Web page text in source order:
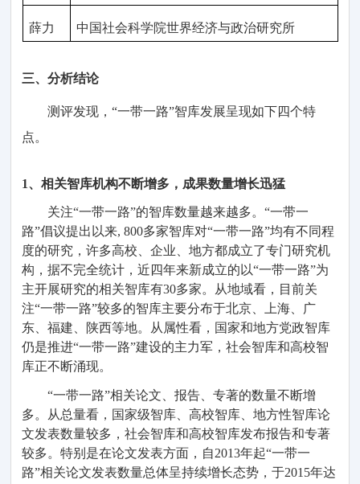
薛力 中国社会科学院世界经济与政治研究所
三、分析结论
测评发现，“一带一路”智库发展呈现如下四个特
点。
1、相关智库机构不断增多，成果数量增长迅猛
关注“一带一路”的智库数量越来越多。“一带一
路”倡议提出以来, 800多家智库对“一带一路”均有不同程
度的研究，许多高校、企业、地方都成立了专门研究机
构，据不完全统计，近四年来新成立的以“一带一路”为
主开展研究的相关智库有30多家。 从地域看，目前关
注“一带一路”较多的智库主要分布于北京、上海、广
东、福建、
陕西等地。从属性看，国家和地方党政智库
仍是推进“一带一路”建设的主力军，社会智库和高校智
库正不断涌现。
“一带一路”相关论文、报告、专著的数量不断增
多。从总量看 ， 国家级智库、高校智库、地方性智库论
文发表数量较多 ，社会智库和高校智库发布报告和专著
较多。特别是在论文发表方面， 自2013年起“一带一
路”相关论文发表数量总体呈持续增长态势，于2015年达